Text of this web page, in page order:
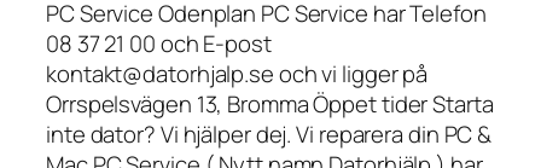
PC Service Odenplan PC Service har Telefon
08 37 21 00 och E-post
kontakt@datorhjalp.se och vi ligger på
Orrspelsvägen 13, Bromma Öppet tider Starta
inte dator? Vi hjälper dej. Vi reparera din PC &